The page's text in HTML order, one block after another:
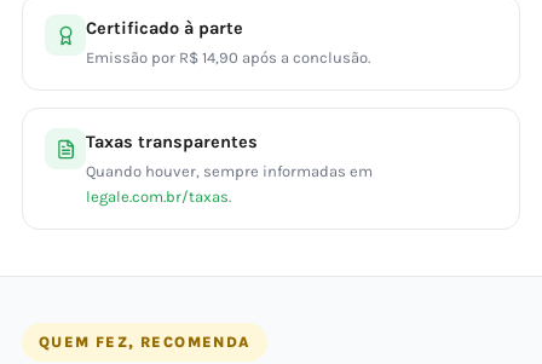
Certificado à parte
Emissão por R$ 14,90 após a conclusão.
Taxas transparentes
Quando houver, sempre informadas em
legale.com.br/taxas.
QUEM FEZ, RECOMENDA